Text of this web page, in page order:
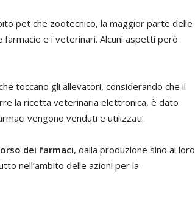
pet che zootecnico, la maggior parte delle
e i veterinari. Alcuni aspetti però
toccano gli allevatori, considerando che il
la ricetta veterinaria elettronica, è dato
vengono venduti e utilizzati.
dei farmaci, dalla produzione sino al loro
nell’ambito delle azioni per la